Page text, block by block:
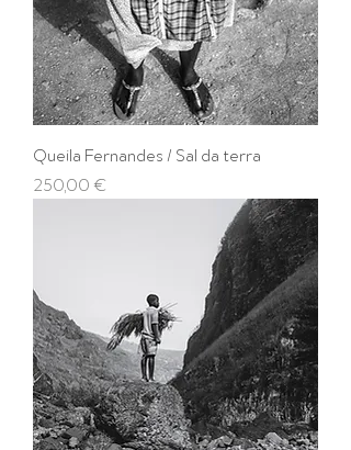
Queila Fernandes / Sal da terra
Prix
250,00 €